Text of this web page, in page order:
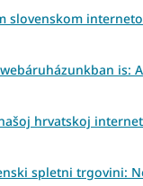
slovenskom
is:
hrvatskoj
spletni trgovini: